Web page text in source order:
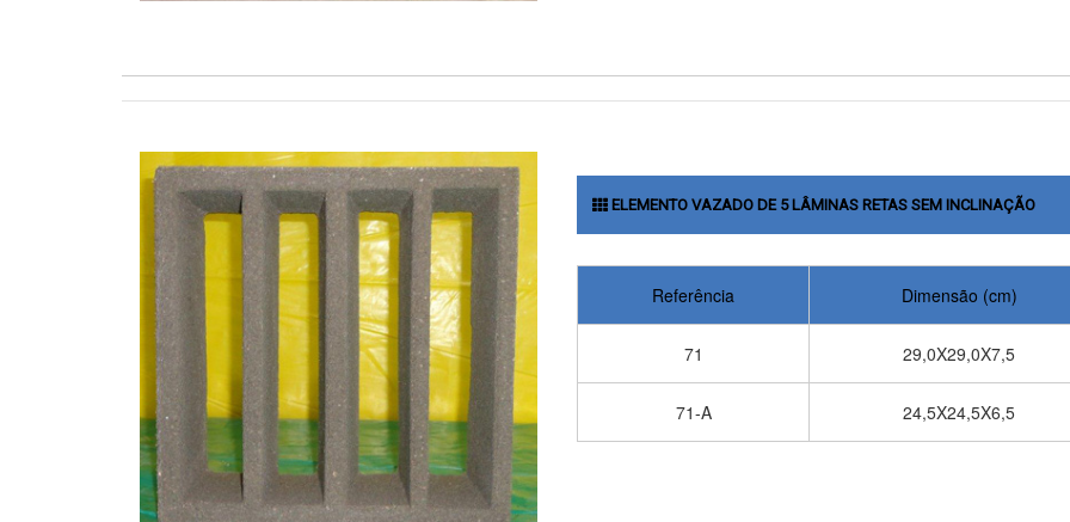
ELEMENTO VAZADO DE 5 LÂMINAS RETAS SEM INCLINAÇÃO
Referência Dimensão (cm)
71 29,0X29,0X7,5
71-A 24,5X24,5X6,5